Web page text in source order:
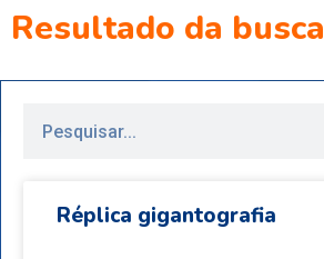
Resultado da busca
Réplica gigantografia